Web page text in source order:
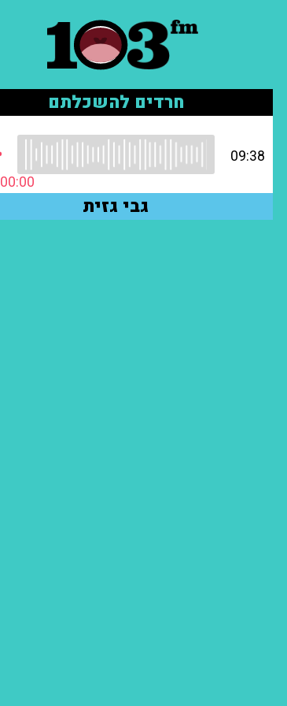
חרדים להשכלתם
00:00
09:38
גבי גזית